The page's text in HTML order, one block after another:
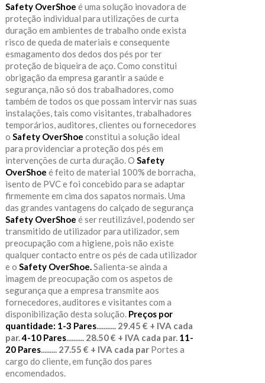
Safety OverShoe é uma solução inovadora de
proteção individual para utilizações de curta
duração em ambientes de trabalho onde exista
risco de queda de materiais e consequente
esmagamento dos dedos dos pés por ter
proteção de biqueira de aço. Como constitui
obrigação da empresa garantir a saúde e
segurança, não só dos trabalhadores, como
também de todos os que possam intervir nas suas
instalações, tais como visitantes, trabalhadores
temporários, auditores, clientes ou fornecedores
o Safety OverShoe constitui a solução ideal
para providenciar a proteção dos pés em
intervenções de curta duração. O Safety
OverShoe é feito de material 100% de borracha,
isento de PVC e foi concebido para se adaptar
firmemente em cima dos sapatos normais. Uma
das grandes vantagens do calçado de segurança
Safety OverShoe é ser reutilizável, podendo ser
transmitido de utilizador para utilizador, sem
preocupação com a higiene, pois não existe
qualquer contacto entre os pés de cada utilizador
e o Safety OverShoe. Salienta-se ainda a
imagem de preocupação com os aspetos de
segurança que a empresa transmite aos
fornecedores, auditores e visitantes com a
disponibilização desta solução. Preços por
quantidade: 1-3 Pares........... 29.45 € + IVA cada
par. 4-10 Pares.......... 28.50 € + IVA cada par. 11-
20 Pares......... 27.55 € + IVA cada parPortes a
cargo do cliente, em função dos pares
encomendados.